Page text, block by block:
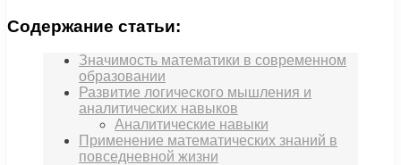
Содержание статьи:
Значимость математики в современном
образовании
Развитие логического мышления и
аналитических навыков
Аналитические навыки
Применение математических знаний в
повседневной жизни